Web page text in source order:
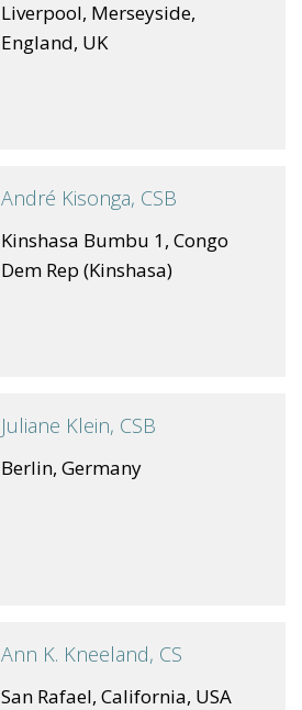
Liverpool, Merseyside,
England, UK
André Kisonga, CSB
Kinshasa Bumbu 1, Congo
Dem Rep (Kinshasa)
Juliane Klein, CSB
Berlin, Germany
Ann K. Kneeland, CS
San Rafael, California, USA